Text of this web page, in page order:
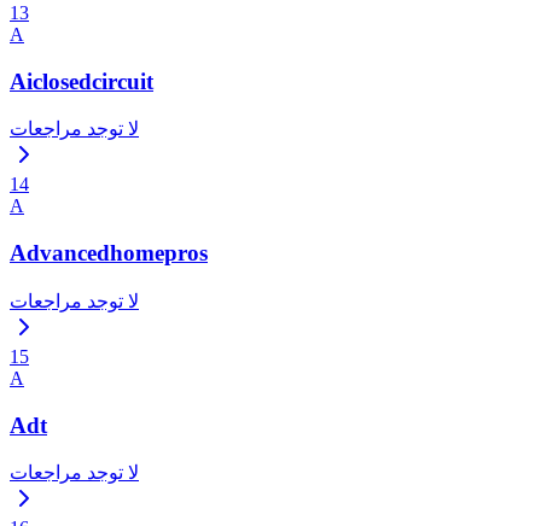
13
A
Aiclosedcircuit
لا توجد مراجعات
14
A
Advancedhomepros
لا توجد مراجعات
15
A
Adt
لا توجد مراجعات